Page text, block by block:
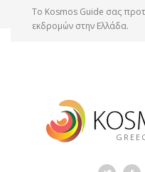
Tο Kosmos Guide σας
εκδρομών στην Ελλάδα.